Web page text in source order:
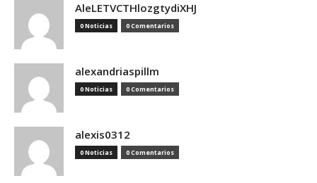
AleLETVCTHlozgtydiXHJ
0 Noticias 0 Comentarios
alexandriaspillm
0 Noticias 0 Comentarios
alexis0312
0 Noticias 0 Comentarios